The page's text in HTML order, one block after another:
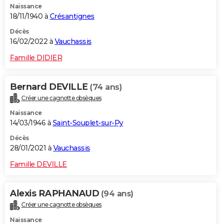
Naissance
18/11/1940 à Crésantignes
Décès
16/02/2022 à Vauchassis
Famille DIDIER
Bernard DEVILLE (74 ans)
Créer une cagnotte obsèques
Naissance
14/03/1946 à Saint-Souplet-sur-Py
Décès
28/01/2021 à Vauchassis
Famille DEVILLE
Alexis RAPHANAUD (94 ans)
Créer une cagnotte obsèques
Naissance